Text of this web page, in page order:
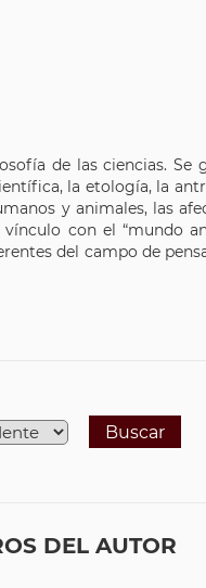
de las ciencias.
la etología, la
y animales, las
con el “mundo
del campo de
Buscar
DEL AUTOR